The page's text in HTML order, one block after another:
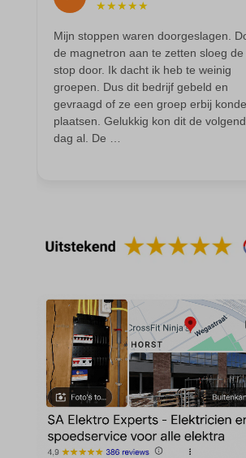
★★★★★
Mijn stoppen waren doorgeslagen.
de magnetron aan te zetten sloeg de
stop door. Ik dacht ik heb te weinig
groepen. Dus dit bedrijf gebeld en
gevraagd of ze een groep erbij
plaatsen. Gelukkig kon dit de
dag al. De …
ext_name
ezTOC_hidetoc-0
marketing_cookies
OptanonAlertBoxClosed
popupShow
SameSite
sensorsdata2015jssdkcross